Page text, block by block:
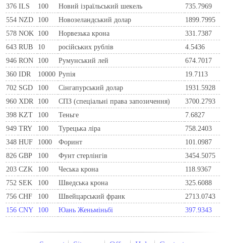
376 ILS 100 Новий ізраїльський шекель
735.7969
554 NZD 100 Новозеландський долар
1899.7995
578 NOK 100 Норвезька крона
331.7387
643 RUB 10 російських рублів
4.5436
946 RON 100 Румунський лей
674.7017
360 IDR 10000 Рупія
19.7113
702 SGD 100 Сінгапурський долар
1931.5928
960 XDR 100 СПЗ (спеціальні права запозичення)
3700.2793
398 KZT 100 Теньге
7.6827
949 TRY 100 Турецька ліра
758.2403
348 HUF 1000 Форинт
101.0987
826 GBP 100 Фунт стерлінгів
3454.5075
203 CZK 100 Чеська крона
118.9367
752 SEK 100 Шведська крона
325.6088
756 CHF 100 Швейцарський франк
2713.0743
156 CNY 100 Юань Женьміньбі 397.9343